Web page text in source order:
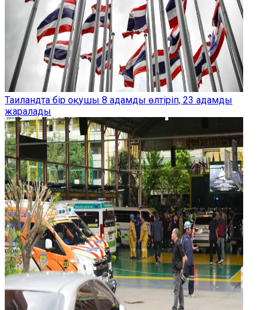
Таиландта бір оқушы 8 адамды өлтіріп, 23 адамды
жаралады